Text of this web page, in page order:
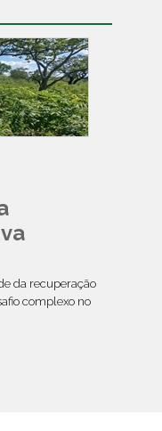
da recuperação
complexo no